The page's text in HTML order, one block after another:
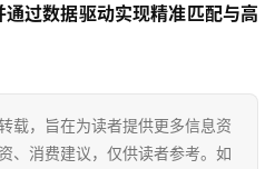
通过数据驱动实现精准匹配与高
载，旨在为读者提供更多信息资
、消费建议，仅供读者参考。如